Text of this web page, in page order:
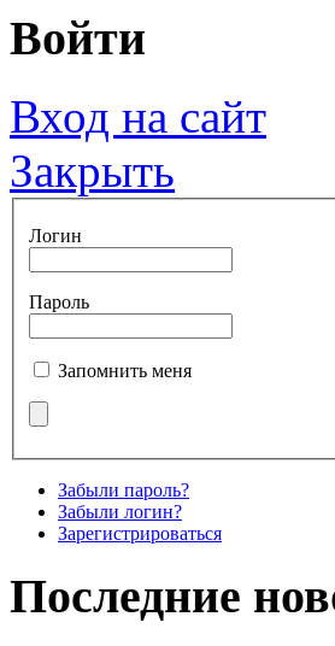
Войти
Вход на сайт
Закрыть
Логин
Пароль
Запомнить меня
Забыли пароль?
Забыли логин?
Зарегистрироваться
Последние